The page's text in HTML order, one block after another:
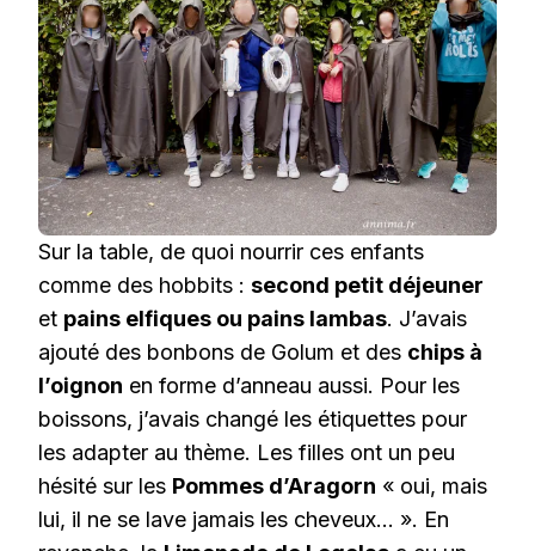
Sur la table, de quoi nourrir ces enfants
comme des hobbits : second petit déjeuner
et pains elfiques ou pains lambas. J’avais
ajouté des bonbons de Golum et des chips à
l’oignon en forme d’anneau aussi. Pour les
boissons, j’avais changé les étiquettes pour
les adapter au thème. Les filles ont un peu
hésité sur les Pommes d’Aragorn « oui, mais
lui, il ne se lave jamais les cheveux… ». En